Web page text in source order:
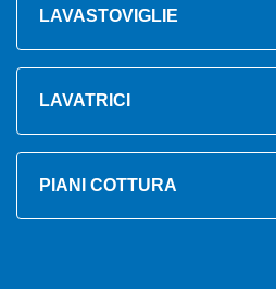
LAVASTOVIGLIE
LAVATRICI
PIANI COTTURA